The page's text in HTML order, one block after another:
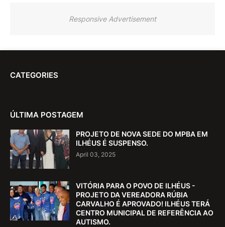
Responsive Advertisement
CATEGORIES
ÚLTIMA POSTAGEM
PROJETO DE NOVA SEDE DO MPBA EM
ILHÉUS É SUSPENSO.
April 03, 2025
VITÓRIA PARA O POVO DE ILHÉUS -
PROJETO DA VEREADORA RÚBIA
CARVALHO É APROVADO! ILHÉUS TERÁ
CENTRO MUNICIPAL DE REFERÊNCIA AO
AUTISMO.